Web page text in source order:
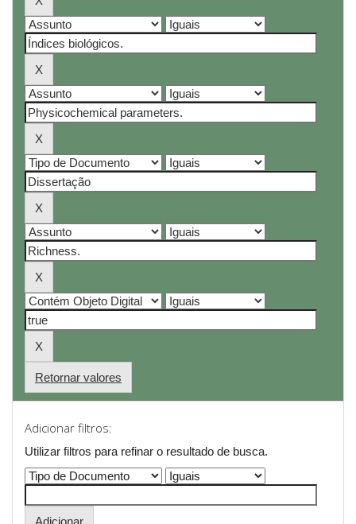
Retornar valores
Adicionar filtros:
Utilizar filtros para refinar o resultado de busca.